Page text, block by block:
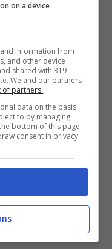
con data 18
on a device
information from
and other device
shared with 319
We and our partners
of partners.
data on the basis
to by managing
bottom of this page
consent in privacy